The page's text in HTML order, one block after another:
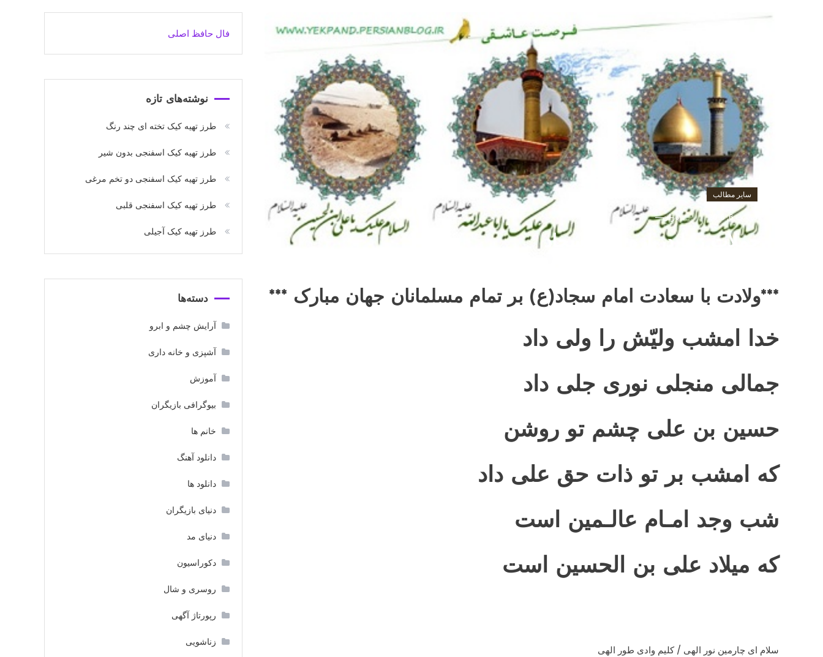
سایر مطالب
آگوست 6, 2016 باران
جملات زيبا درباره امام سجاد
***ولادت با سعادت امام سجاد(ع) بر تمام مسلمانان جهان مبارک ***
خدا امشب ولیّش را ولی داد
جمالی منجلی نوری جلی داد
حسین بن علی چشم تو روشن
که امشب بر تو ذات حق علی داد
شب وجد امـام عالـمین است
که میلاد علی بن الحسین است
سلام اى چارمین نور الهى / کلیم وادى طور الهى
فال حافظ اصلی
نوشته‌های تازه
طرز تهیه کیک تخته ای چند رنگ
طرز تهیه کیک اسفنجی بدون شیر
طرز تهیه کیک اسفنجی دو تخم مرغی
طرز تهیه کیک اسفنجی قلبی
طرز تهیه کیک آجیلی
دسته‌ها
آرایش چشم و ابرو
آشپزی و خانه داری
آموزش
بیوگرافی بازیگران
خانم ها
دانلود آهنگ
دانلود ها
دنیای بازیگران
دنیای مد
دکوراسیون
روسری و شال
رپورتاژ آگهی
زناشویی